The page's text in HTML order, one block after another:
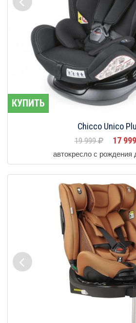
КУПИТЬ
Chicco Unico
19 999 17 999
автокресло с рождения